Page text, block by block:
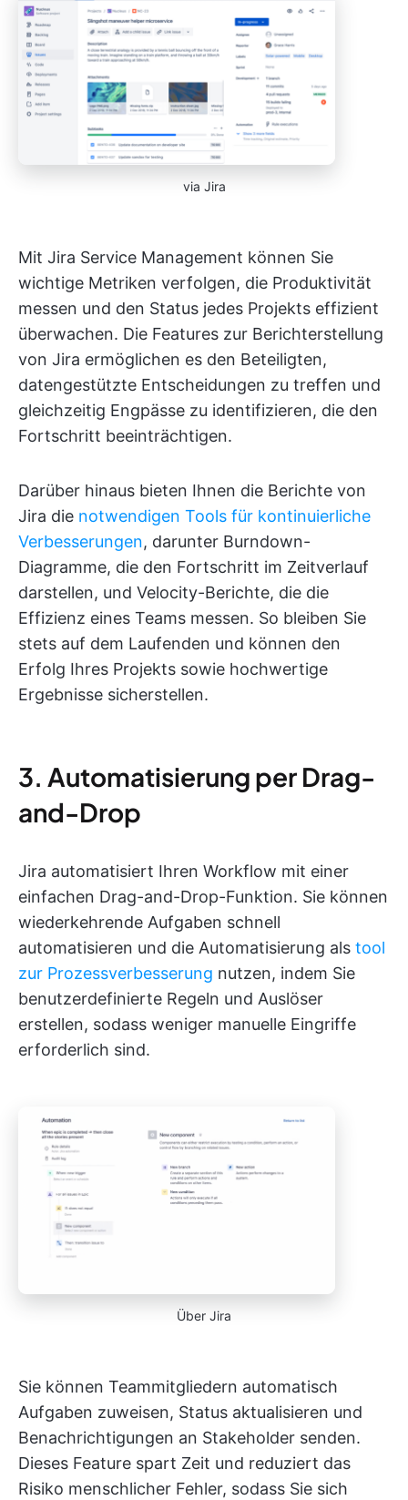
via Jira
Mit Jira Service Management können Sie
wichtige Metriken verfolgen, die Produktivität
messen und den Status jedes Projekts effizient
überwachen. Die Features zur Berichterstellung
von Jira ermöglichen es den Beteiligten,
datengestützte Entscheidungen zu treffen und
gleichzeitig Engpässe zu identifizieren, die den
Fortschritt beeinträchtigen.
Darüber hinaus bieten Ihnen die Berichte von
Jira die notwendigen Tools für kontinuierliche
Verbesserungen, darunter Burndown-
Diagramme, die den Fortschritt im Zeitverlauf
darstellen, und Velocity-Berichte, die die
Effizienz eines Teams messen. So bleiben Sie
stets auf dem Laufenden und können den
Erfolg Ihres Projekts sowie hochwertige
Ergebnisse sicherstellen.
3. Automatisierung per Drag-
and-Drop
Jira automatisiert Ihren Workflow mit einer
einfachen Drag-and-Drop-Funktion. Sie können
wiederkehrende Aufgaben schnell
automatisieren und die Automatisierung als tool
zur Prozessverbesserung nutzen, indem Sie
benutzerdefinierte Regeln und Auslöser
erstellen, sodass weniger manuelle Eingriffe
erforderlich sind.
Über Jira
Sie können Teammitgliedern automatisch
Aufgaben zuweisen, Status aktualisieren und
Benachrichtigungen an Stakeholder senden.
Dieses Feature spart Zeit und reduziert das
Risiko menschlicher Fehler, sodass Sie sich